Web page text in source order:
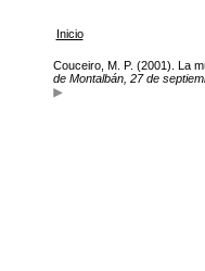
Inicio
Couceiro, M. P. (2001). La
de Montalbán, 27 de